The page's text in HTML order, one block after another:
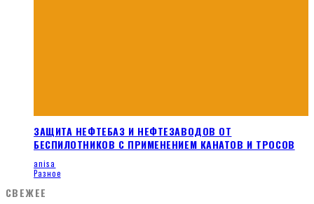
ЗАЩИТА НЕФТЕБАЗ И НЕФТЕЗАВОДОВ ОТ
БЕСПИЛОТНИКОВ С ПРИМЕНЕНИЕМ КАНАТОВ И ТРОСОВ
anisa
Разное
СВЕЖЕЕ